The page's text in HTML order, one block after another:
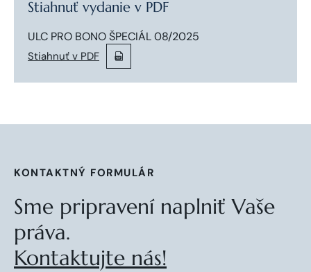
Stiahnuť vydanie v PDF
ULC PRO BONO ŠPECIÁL 08/2025
Stiahnuť v PDF
KONTAKTNÝ FORMULÁR
Sme pripravení naplniť Vaše
práva.
Kontaktujte nás!